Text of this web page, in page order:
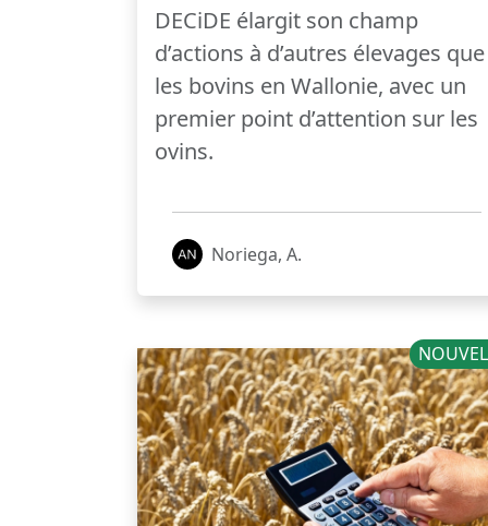
DECiDE élargit son champ
d’actions à d’autres élevages que
les bovins en Wallonie, avec un
premier point d’attention sur les
ovins.
Noriega, A.